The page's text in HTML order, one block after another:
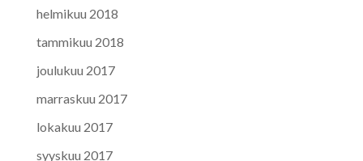
helmikuu 2018
tammikuu 2018
joulukuu 2017
marraskuu 2017
lokakuu 2017
syyskuu 2017